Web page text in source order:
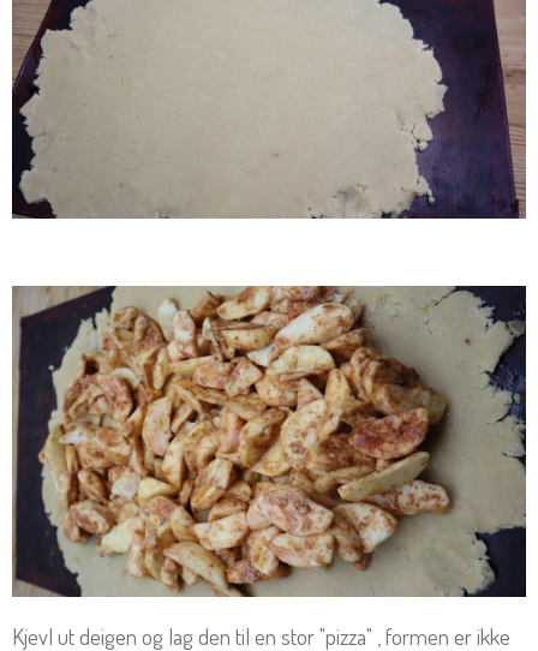
Kjevl ut deigen og lag den til en stor "pizza" , formen er ikke